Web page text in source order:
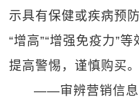
示具有保健或疾病预
“增高”“增强免疫力”
提高警惕，谨慎购买。
——审辨营销信息